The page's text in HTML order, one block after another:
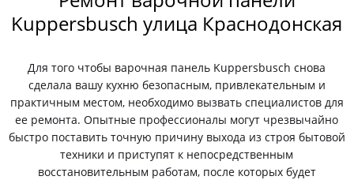
Kuppersbusch улица Краснодонская
Для того чтобы варочная панель Kuppersbusch снова
сделала вашу кухню безопасным, привлекательным и
практичным местом, необходимо вызвать специалистов для
ее ремонта. Опытные профессионалы могут чрезвычайно
быстро поставить точную причину выхода из строя бытовой
техники и приступят к непосредственным
восстановительным работам, после которых будет